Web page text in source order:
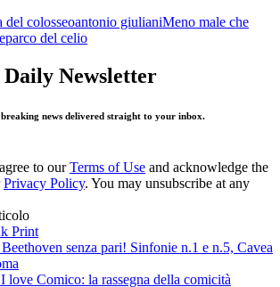
del colosseoantonio giulianiMeno male che
parco del celio
Newsletter
news delivered straight to your inbox.
to ourTerms of Use and acknowledge the
Privacy Policy. You may unsubscribe at any
Print
Beethoven senza pari! Sinfonie n.1 e n.5, Cavea
I love Comico: la rassegna della comicità